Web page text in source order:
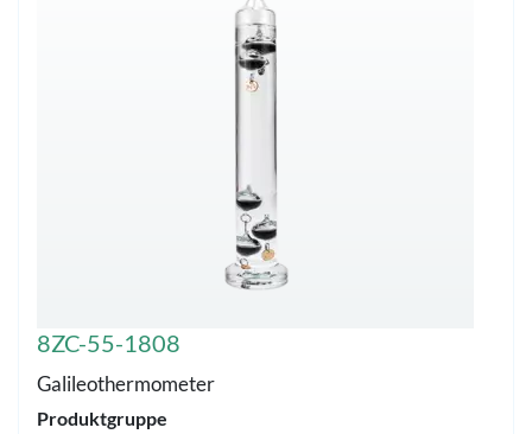
8ZC-55-1808
Galileothermometer
Produktgruppe